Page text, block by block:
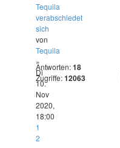
Tequila
verabschiedet
sich
von
Tequila
»
Di
10.
Nov
2020,
18:00
1
2
Antworten:18
Zugriffe:12063